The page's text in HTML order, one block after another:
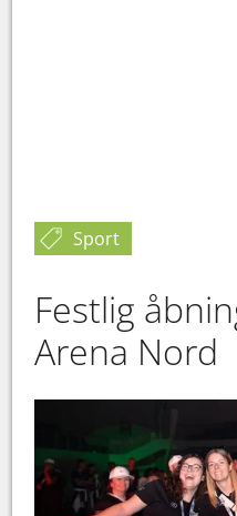
Sport
Festlig
Arena Nord